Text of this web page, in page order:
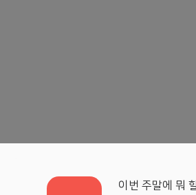
이번 주말에 뭐